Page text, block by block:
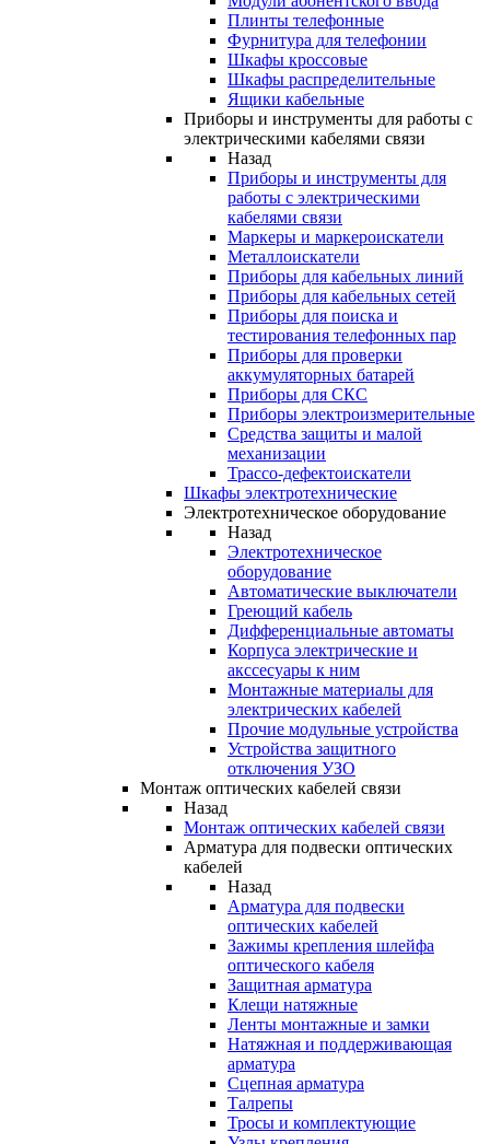
Плинты телефонные
Фурнитура для телефонии
Шкафы кроссовые
Шкафы распределительные
Ящики кабельные
Приборы и инструменты для работы с
электрическими кабелями связи
Назад
Приборы и инструменты для
работы с электрическими
кабелями связи
Маркеры и маркероискатели
Металлоискатели
Приборы для кабельных линий
Приборы для кабельных сетей
Приборы для поиска и
тестирования телефонных пар
Приборы для проверки
аккумуляторных батарей
Приборы для СКС
Приборы электроизмерительные
Средства защиты и малой
механизации
Трассо-дефектоискатели
Шкафы электротехнические
Электротехническое оборудование
Назад
Электротехническое
оборудование
Автоматические выключатели
Греющий кабель
Дифференциальные автоматы
Корпуса электрические и
акссесуары к ним
Монтажные материалы для
электрических кабелей
Прочие модульные устройства
Устройства защитного
отключения УЗО
Монтаж оптических кабелей связи
Назад
Монтаж оптических кабелей связи
Арматура для подвески оптических
кабелей
Назад
Арматура для подвески
оптических кабелей
Зажимы крепления шлейфа
оптического кабеля
Защитная арматура
Клещи натяжные
Ленты монтажные и замки
Натяжная и поддерживающая
арматура
Сцепная арматура
Талрепы
Тросы и комплектующие